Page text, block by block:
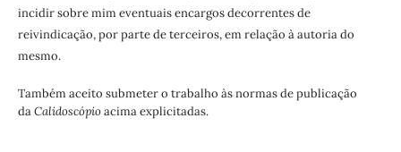
incidir sobre mim eventuais encargos decorrentes de
reivindicação, por parte de terceiros, em relação à autoria do
mesmo.
Também aceito submeter o trabalho às normas de publicação
daCalidoscópioacima explicitadas.